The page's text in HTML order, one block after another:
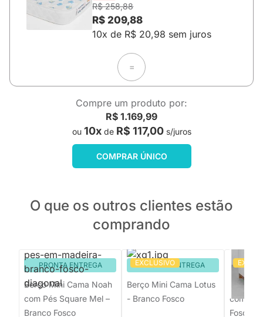
R$ 258,88
R$ 209,88
10x de R$ 20,98 sem juros
=
Compre um produto por:
R$ 1.169,99
ou 10xde R$ 117,00s/juros
COMPRAR ÚNICO
O que os outros clientes estão
comprando
PRONTA ENTREGA
Berço Mini Cama Noah
com Pés Square Mel –
Branco Fosco
EXCLUSIVO
PRONTA ENTREGA
Berço Mini Cama Lotus
- Branco Fosco
Berço
com
Fosco e